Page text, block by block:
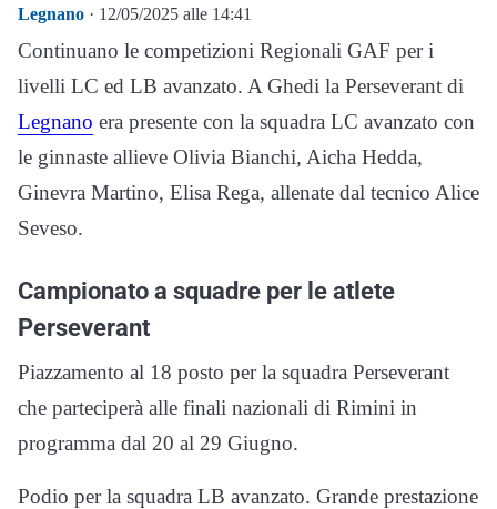
Legnano · 12/05/2025 alle 14:41
Continuano le competizioni Regionali GAF per i
livelli LC ed LB avanzato. A Ghedi la Perseverant di
Legnano era presente con la squadra LC avanzato con
le ginnaste allieve Olivia Bianchi, Aicha Hedda,
Ginevra Martino, Elisa Rega, allenate dal tecnico Alice
Seveso.
Campionato a squadre per le atlete
Perseverant
Piazzamento al 18 posto per la squadra Perseverant
che parteciperà alle finali nazionali di Rimini in
programma dal 20 al 29 Giugno.
Podio per la squadra LB avanzato. Grande prestazione